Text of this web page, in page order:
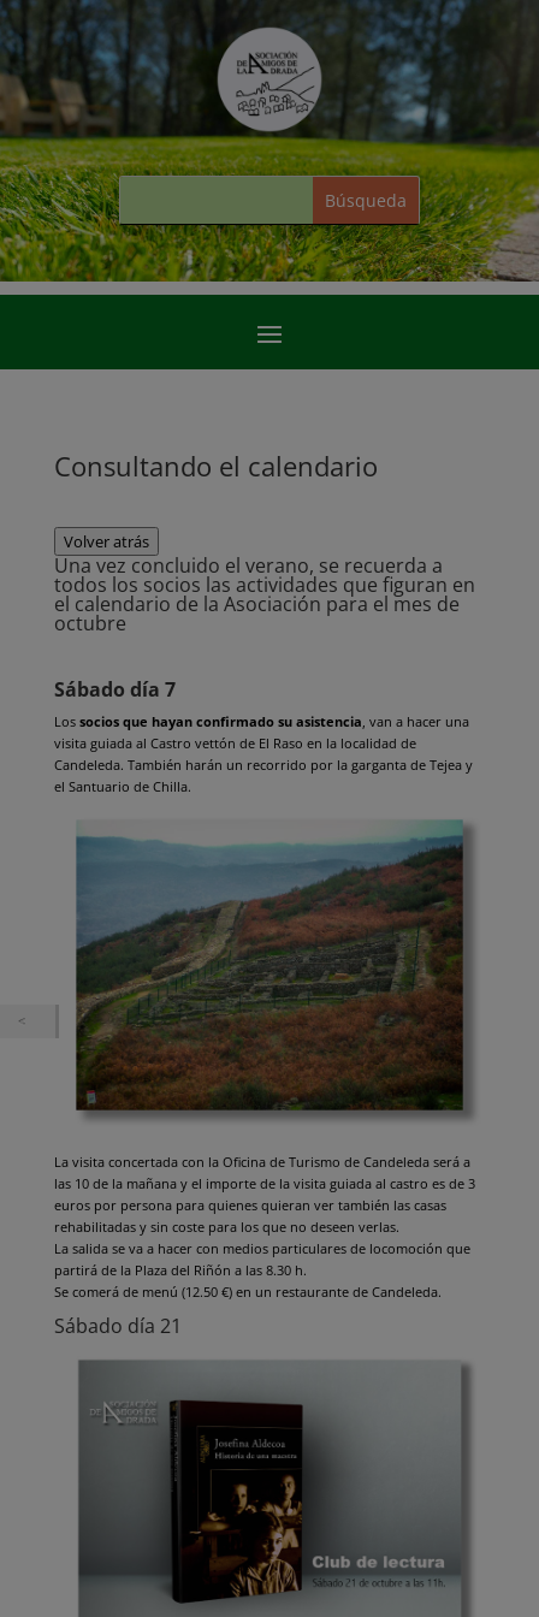
Consultando el calendario
Volver atrás
Una vez concluido el verano, se recuerda a
todos los socios las actividades que figuran en
el calendario de la Asociación para el mes de
octubre
Sábado día 7
Lossocios que hayan confirmado su asistencia, van a hacer una
visita guiada al Castro vettón de El Raso en la localidad de
Candeleda. También harán un recorrido por la garganta de Tejea y
el Santuario de Chilla.
La visita concertada con la Oficina de Turismo de Candeleda será a
las 10 de la mañana y el importe de la visita guiada al castro es de 3
euros por persona para quienes quieran ver también las casas
rehabilitadas y sin coste para los que no deseen verlas.
La salida se va a hacer con medios particulares de locomoción que
partirá de la Plaza del Riñón a las 8.30 h.
Se comerá de menú (12.50 €) en un restaurante de Candeleda.
Sábado día 21